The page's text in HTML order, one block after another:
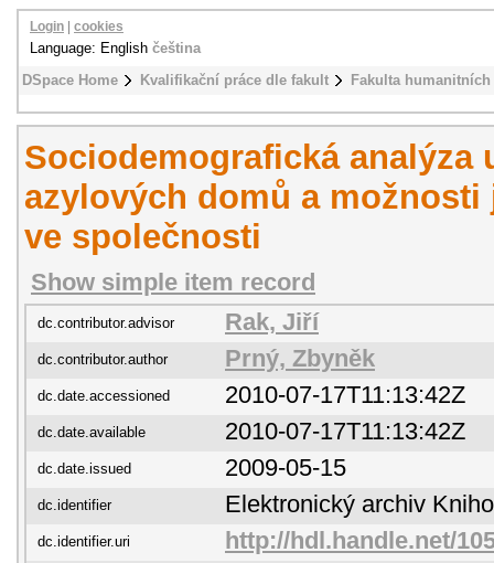
DSpace Home Kvalifikační práce dle fakult Fakulta
Login cookies
Language: English čeština
Sociodemografická analýza
azylových domů a
ve společnosti
Show simple item record
dc.contributor.advisor Rak, Jiří
dc.contributor.author Prný, Zbyněk
dc.date.accessioned 2010-07-17T11:13:42Z
dc.date.available 2010-07-17T11:13:42Z
dc.date.issued 2009-05-15
dc.identifier Elektronický archiv
dc.identifier.uri http://hdl.handle.net/